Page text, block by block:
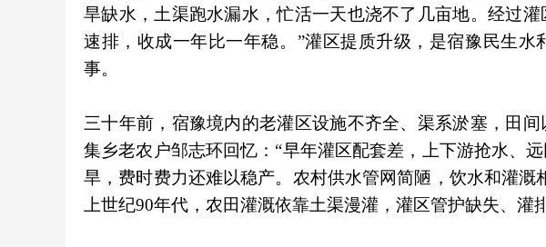
旱缺水，土渠跑水漏水，忙活一天也浇不了几亩地。经过
速排，收成一年比一年稳。”灌区提质升级，是宿豫民生
事。
三十年前，宿豫境内的老灌区设施不齐全、渠系淤塞，田
集乡老农户邹志环回忆：“早年灌区配套差，上下游抢水、
旱，费时费力还难以稳产。农村供水管网简陋，饮水和灌
上世纪90年代，农田灌溉依靠土渠漫灌，灌区管护缺失、灌